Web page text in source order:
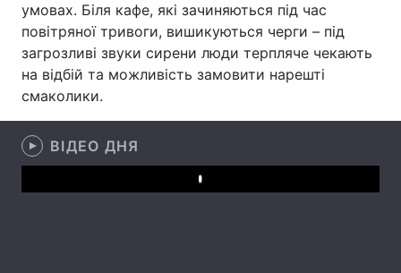
Цікавинки Погода
Екологія Регіони
Лонгріди
Відео з Youtube
умовах. Біля кафе, які зачиняються під час
повітряної тривоги, вишикуються черги – під
загрозливі звуки сирени люди терпляче чекають
на відбій та можливість замовити нарешті
смаколики.
ВІДЕО ДНЯ
Play